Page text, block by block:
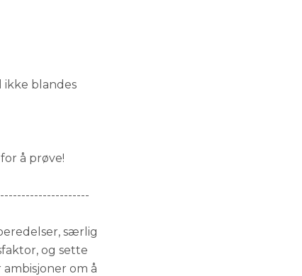
ikke blandes
å prøve!
særlig
og sette
om å